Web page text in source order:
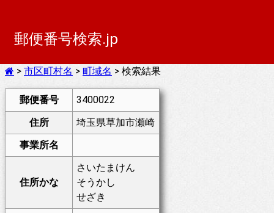
郵便番号検索.jp
> 市区町村名 > 町域名 > 検索結果
郵便番号
3400022
住所
埼玉県草加市瀬崎
事業所名
住所かな
さいたまけん
そうかし
せざき